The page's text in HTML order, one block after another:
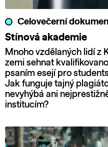
Celovečerní
Stínová akademie
Mnoho vzdělaných lidí z
zemi sehnat
psaním esejí pro
Jak funguje tajný
nevyhýbá ani
institucím?